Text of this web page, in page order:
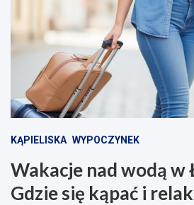
KĄPIELISKA WYPOCZYNEK
Wakacje nad wodą w
Gdzie się kąpać i